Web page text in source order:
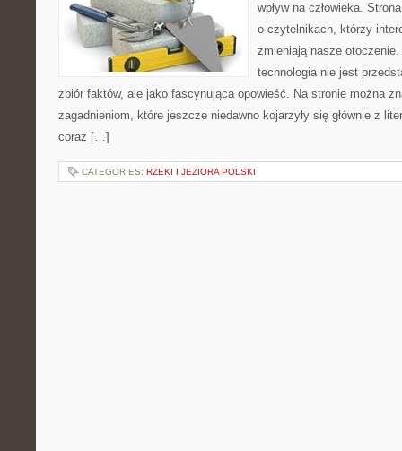
wpływ na człowieka.
o czytelnikach, którzy
zmieniają nasze
technologia nie jest
zbiór faktów, ale jako fascynująca opowieść. Na stronie można
zagadnieniom, które jeszcze niedawno kojarzyły się głównie z
coraz […]
CATEGORIES: RZEKI I JEZIORA POLSKI